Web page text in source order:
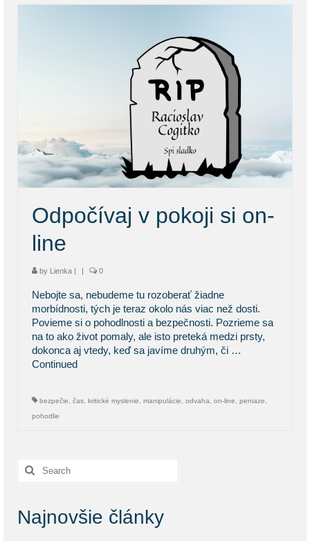
Odpočívaj v pokoji si on-
line
by Lienka | | 0
Nebojte sa, nebudeme tu rozoberať žiadne
morbídnosti, tých je teraz okolo nás viac než dosti.
Povieme si o pohodlnosti a bezpečnosti. Pozrieme sa
na to ako život pomaly, ale isto preteká medzi prsty,
dokonca aj vtedy, keď sa javíme druhým, či …
Continued
bezpečie čas kritické myslenie manipulácie odvaha on-line peniaze
pohodlie
Search
for:
Najnovšie články